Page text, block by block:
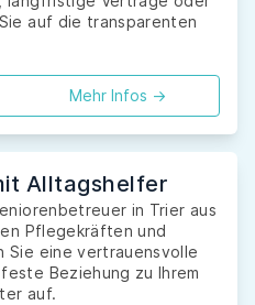
auf die transparenten
Mehr Infos ->
Alltagshelfer
in Trier aus
Pflegekräften und
Sie eine vertrauensvolle
Beziehung zu Ihrem
auf.